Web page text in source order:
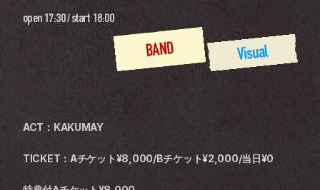
open 17:30 / start 18:00
Visual
BAND
ACT：KAKUMAY
TICKET：Aチケット¥8,000/Bチケット¥2,000/当日¥0